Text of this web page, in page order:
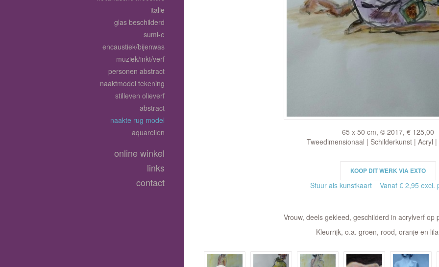
65 x 50 cm, © 2017, € 125,00
Tweedimensionaal | Schilderkunst | Acryl
KOOP DIT WERK VIA EXTO
Stuur als kunstkaart Vanaf € 2,95 excl.
Vrouw, deels gekleed, geschilderd in acrylverf
Kleurrijk, o.a. groen, rood, oranje en
italie
glas beschilderd
sumi-e
encaustiek/bijenwas
muziek/inkt/verf
personen abstract
naaktmodel tekening
stilleven olieverf
abstract
naakte rug model
aquarellen
online winkel
links
contact